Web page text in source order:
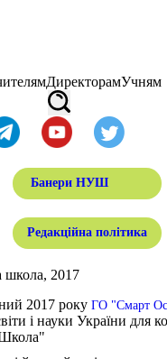
ДиректорамУчням
Банери НУШ
Редакційна політика
школа, 2017
2017 року ГО "Смарт
і науки України для